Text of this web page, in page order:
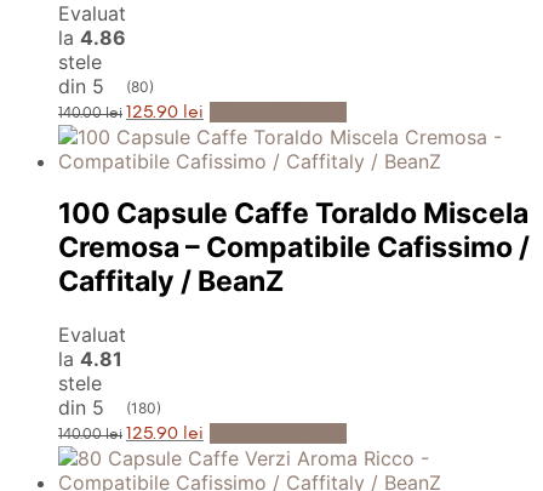
Evaluat
la 4.86
stele
din 5
(80)
140.00lei Prețul
inițial
a
fost:
125.90 lei Prețul
curent
este:
125.90 lei.
100 Capsule Caffe Toraldo Miscela
Cremosa – Compatibile Cafissimo /
Caffitaly / BeanZ
Evaluat
la 4.81
stele
din 5
(180)
140.00lei Prețul
inițial
a
fost:
125.90 lei Prețul
curent
este:
125.90 lei.